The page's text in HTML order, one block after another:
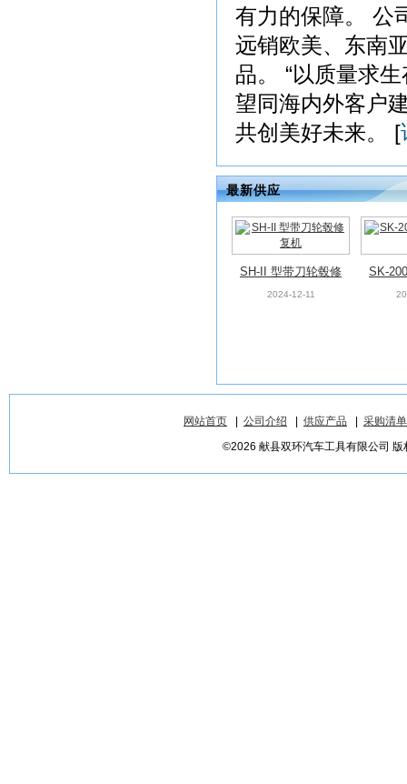
有力的保障。 公
远销欧美、东南
品。 “以质量求
望同海内外客户
共创美好未来。 [
最新供应
SH-II 型带刀轮毂修
复机
2024-12-11
SK-
网站首页 公司介绍 供应产品
采购清单
©2026 献县双环汽车工具有限公司